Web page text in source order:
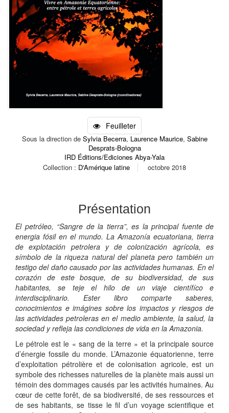
Feuilleter
Sous la direction de Sylvia Becerra, Laurence Maurice, Sabine
Desprats-Bologna
IRD Éditions/Ediciones Abya-Yala
Collection : D'Amérique latine octobre 2018
Présentation
El petróleo, “Sangre de la tierra”, es la principal fuente de
energia fósil en el mundo. La Amazonía ecuatoriana, tierra
de explotación petrolera y de colonización agrícola, es
símbolo de la riqueza natural del planeta pero también un
testigo del daño causado por las actividades humanas. En el
corazón de este bosque, de su biodiversidad, de sus
habitantes, se teje el hilo de un viaje científíco e
interdisciplinario. Ester libro comparte saberes,
conocimientos e imágines sobre los impactos y riesgos de
las actividades petroleras en el medio ambiente, la salud, la
sociedad y refleja las condiciones de vida en la Amazonia.
Le pétrole est le « sang de la terre » et la principale source
d’énergie fossile du monde. L’Amazonie équatorienne, terre
d’exploitation pétrolière et de colonisation agricole, est un
symbole des richesses naturelles de la planète mais aussi un
témoin des dommages causés par les activités humaines. Au
cœur de cette forêt, de sa biodiversité, de ses ressources et
de ses habitants, se tisse le fil d’un voyage scientifique et